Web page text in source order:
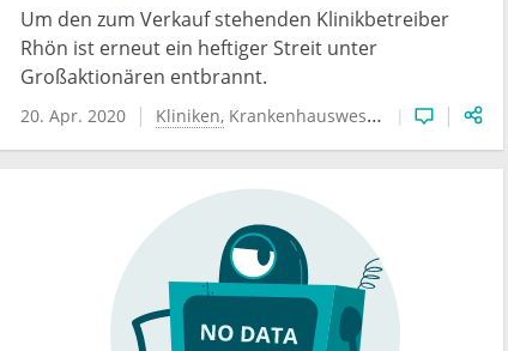
Um den zum Verkauf stehenden Klinikbetreiber
Rhön ist erneut ein heftiger Streit unter
Großaktionären entbrannt.
20. Apr. 2020 Kliniken Krankenhauswesen Wirtschaft &